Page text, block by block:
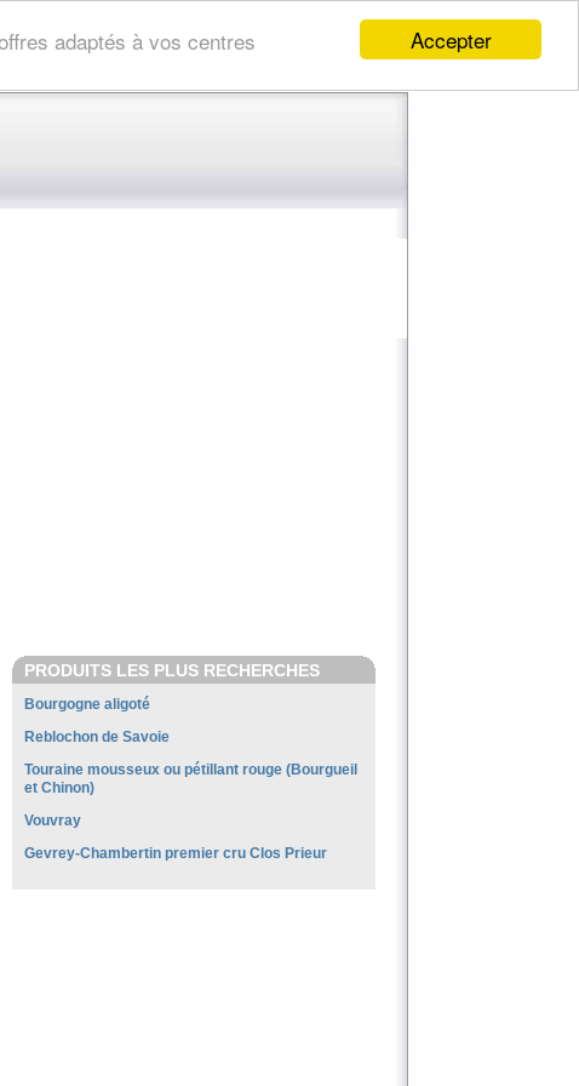
Accepter
adaptés à vos centres
PRODUITS LES PLUS RECHERCHES
Bourgogne aligoté
Reblochon de Savoie
Touraine mousseux ou pétillant rouge (Bourgueil
et Chinon)
Vouvray
Gevrey-Chambertin premier cru Clos Prieur